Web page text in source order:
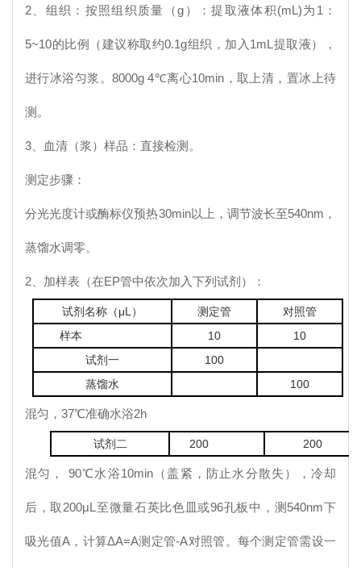
2、组织：按照组织质量（g）：提取液体积(mL)为1：
5~10的比例（建议称取约0.1g组织，加入1mL提取液），
进行冰浴匀浆。8000g 4℃离心10min，取上清，置冰上待
测。
3、血清（浆）样品：直接检测。
测定步骤：
分光光度计或酶标仪预热30min以上，调节波长至540nm，
蒸馏水调零。
2、加样表（在EP管中依次加入下列试剂）：
试剂名称（μL） 测定管
对照管
样本
10
10
试剂一
100
蒸馏水
100
混匀，37℃准确水浴2h
试剂二 200 200
混匀， 90℃水浴10min（盖紧，防止水分散失），冷却
后，取200μL至微量石英比色皿或96孔板中，测540nm下
吸光值A，计算ΔA=A测定管-A对照管。每个测定管需设一